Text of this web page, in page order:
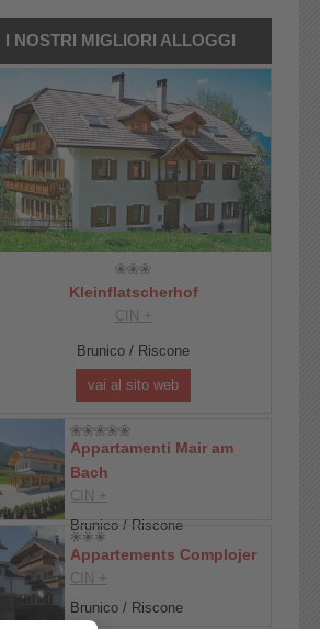
I NOSTRI MIGLIORI ALLOGGI
Kleinflatscherhof
CIN +
Brunico / Riscone
vai al sito web
Appartamenti Mair am
Bach
CIN +
Brunico / Riscone
Appartements Complojer
CIN +
Brunico / Riscone